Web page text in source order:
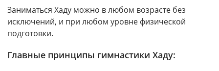
Заниматься Хаду можно в любом возрасте без
исключений, и при любом уровне физической
подготовки.
Главные принципы гимнастики Хаду: